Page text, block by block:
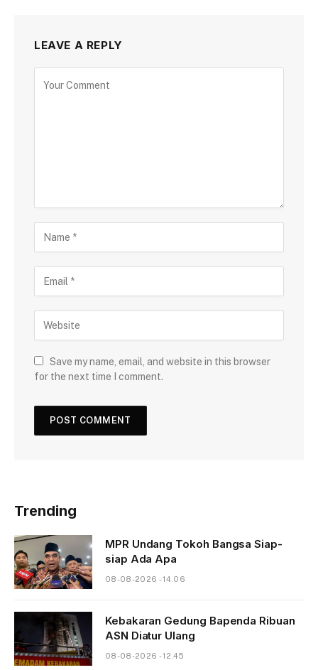
LEAVE A REPLY
Save my name, email, and website in this browser
for the next time I comment.
Trending
MPR Undang Tokoh Bangsa Siap-
siap Ada Apa
08-08-2026 - 14.06
Kebakaran Gedung Bapenda Ribuan
ASN Diatur Ulang
08-08-2026 - 12.45